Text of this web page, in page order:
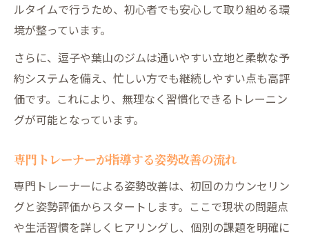
ルタイムで行うため、初心者でも安心して取り組める環
境が整っています。
さらに、逗子や葉山のジムは通いやすい立地と柔軟な予
約システムを備え、忙しい方でも継続しやすい点も高評
価です。これにより、無理なく習慣化できるトレーニン
グが可能となっています。
専門トレーナーが指導する姿勢改善の流れ
専門トレーナーによる姿勢改善は、初回のカウンセリン
グと姿勢評価からスタートします。ここで現状の問題点
や生活習慣を詳しくヒアリングし、個別の課題を明確に